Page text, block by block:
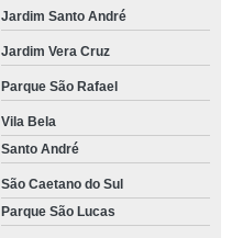
Jardim Santo André
Jardim Vera Cruz
Parque São Rafael
Vila Bela
Santo André
São Caetano do Sul
Parque São Lucas